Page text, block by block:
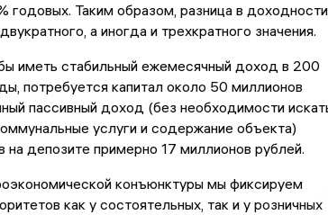
годовых. Таким образом, разница в доходности
а иногда и трехкратного значения.
иметь стабильный ежемесячный доход в 200
потребуется капитал около 50 миллионов
пассивный доход (без необходимости
услуги и содержание объекта)
на депозите примерно 17 миллионов рублей.
конъюнктуры мы фиксируем
как у состоятельных, так и у розничных